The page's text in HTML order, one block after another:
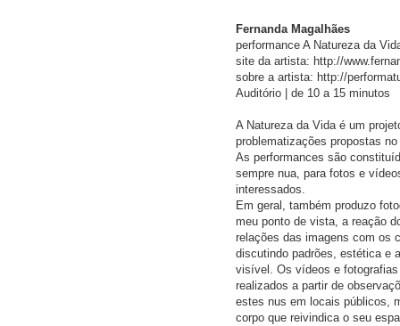
Fernanda Magalhães
performance A Natureza da
site da artista: http://
sobre a artista: http://
Auditório | de 10 a 15 minutos
A Natureza da Vida é um
problematizações propostas
As performances são
sempre nua, para fotos e
interessados.
Em geral, também produzo
meu ponto de vista, a reação
relações das imagens com os
discutindo padrões, estética e
visível. Os vídeos e
realizados a partir de
estes nus em locais públicos,
corpo que reivindica o seu